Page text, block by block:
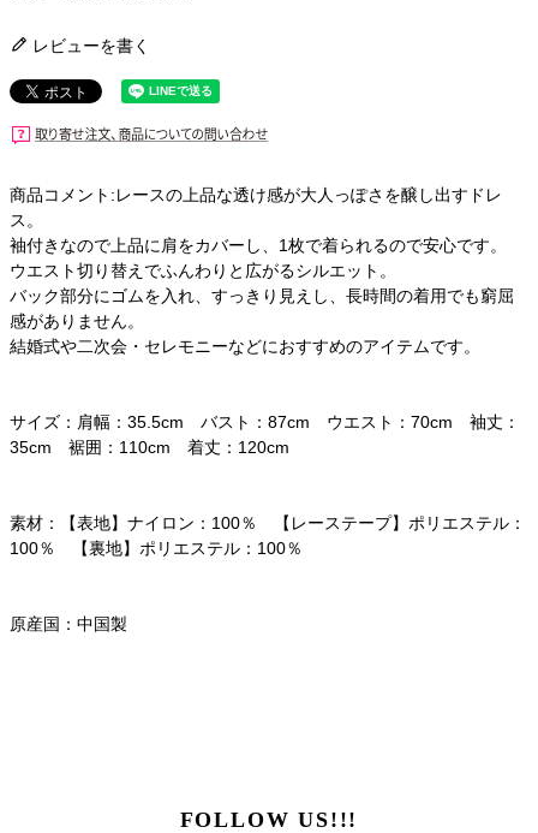
レビューを書く
商品コメント:レースの上品な透け感が大人っぽさを醸し出すドレ
ス。
袖付きなので上品に肩をカバーし、1枚で着られるので安心です。
ウエスト切り替えでふんわりと広がるシルエット。
バック部分にゴムを入れ、すっきり見えし、長時間の着用でも窮屈
感がありません。
結婚式や二次会・セレモニーなどにおすすめのアイテムです。
サイズ：肩幅：35.5cm バスト：87cm ウエスト：70cm 袖丈：
35cm 裾囲：110cm 着丈：120cm
素材：【表地】ナイロン：100％ 【レーステープ】ポリエステル：
100％ 【裏地】ポリエステル：100％
原産国：中国製
FOLLOW US!!!